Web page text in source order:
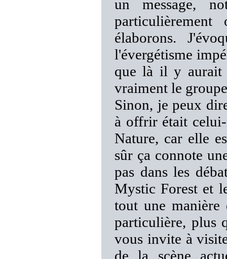
un message,
élaborons.
l'évergétisme
que là il y aurait
vraiment le
Sinon, je peux
à offrir était
Nature, car elle
sûr ça connote
pas dans les
Mystic Forest et
tout une manière
particulière, plus
vous invite à
de la scène